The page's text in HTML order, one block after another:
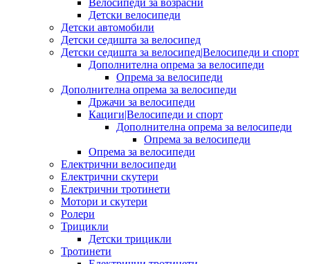
Велосипеди за возрасни
Детски велосипеди
Детски автомобили
Детски седишта за велосипед
Детски седишта за велосипед|Велосипеди и спорт
Дополнителна опрема за велосипеди
Опрема за велосипеди
Дополнителна опрема за велосипеди
Држачи за велосипеди
Кациги|Велосипеди и спорт
Дополнителна опрема за велосипеди
Опрема за велосипеди
Опрема за велосипеди
Електрични велосипеди
Електрични скутери
Електрични тротинети
Мотори и скутери
Ролери
Трицикли
Детски трицикли
Тротинети